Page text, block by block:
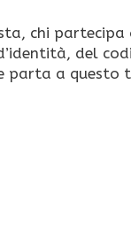
chi
del
parta a